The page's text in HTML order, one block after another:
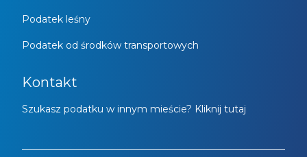
Podatek leśny
Podatek od środków transportowych
Kontakt
Szukasz podatku w innym mieście? Kliknij tutaj